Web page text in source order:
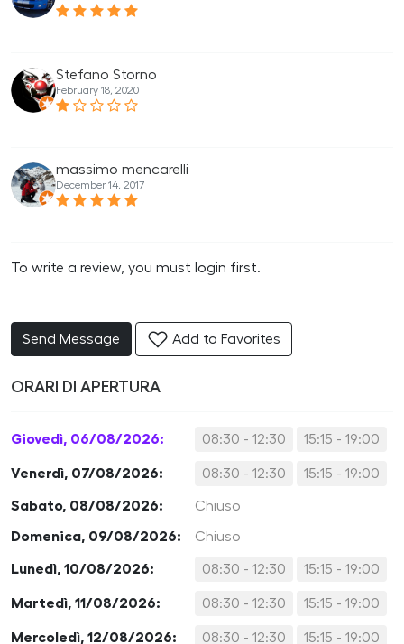
Stefano Storno
February 18, 2020
massimo mencarelli
December 14, 2017
To write a review, you must login first.
Send Message Add to Favorites
ORARI DI APERTURA
Giovedì, 06/08/2026: 08:30 - 12:30 15:15 - 19:00
Venerdì, 07/08/2026: 08:30 - 12:30 15:15 - 19:00
Sabato, 08/08/2026: Chiuso
Domenica, 09/08/2026: Chiuso
Lunedì, 10/08/2026: 08:30 - 12:30 15:15 - 19:00
Martedì, 11/08/2026: 08:30 - 12:30 15:15 - 19:00
Mercoledì, 12/08/2026: 08:30 - 12:30 15:15 - 19:00